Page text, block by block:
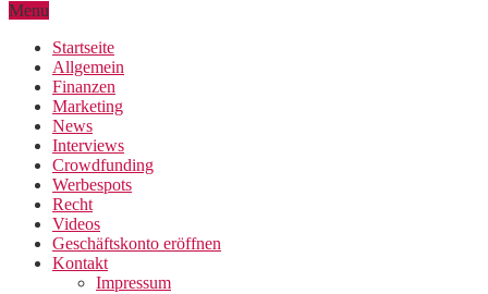
Menu
Startseite
Allgemein
Finanzen
Marketing
News
Interviews
Crowdfunding
Werbespots
Recht
Videos
Geschäftskonto eröffnen
Kontakt
Impressum